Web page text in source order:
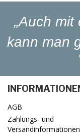
„Auch
kann man
AGB
Zahlungs- und
Versandinformationen